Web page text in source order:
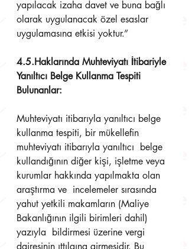
yapılacak izaha davet ve buna bağlı
olarak uygulanacak özel esaslar
uygulamasına etkisi yoktur.”
4.5.Haklarında Muhteviyatı İtibariyle
Yanıltıcı Belge Kullanma Tespiti
Bulunanlar:
Muhteviyatı itibarıyla yanıltıcı belge
kullanma tespiti, bir mükellefin
muhteviyatı itibarıyla yanıltıcı  belge
kullandığının diğer kişi, işletme veya
kurumlar hakkında yapılmakta olan
araştırma ve  incelemeler sırasında
yahut yetkili makamların (Maliye
Bakanlığının ilgili birimleri dahil)
yazıyla  bildirmesi üzerine vergi
dairesinin ıttılaına girmesidir. Bu